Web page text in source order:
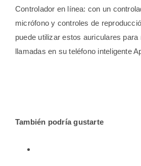
Controlador en línea: con un
micrófono y controles de
puede utilizar estos auriculares
llamadas en su teléfono inteligente
También podría gustarte